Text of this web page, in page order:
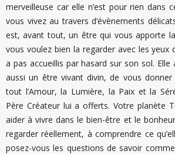
merveilleuse car elle n’est pour rien dans
vous vivez au travers d’évènements
est, avant tout, un être qui vous apporte
vous voulez bien la regarder avec les yeux
a pas accueillis par hasard sur son sol.
aussi un être vivant divin, de vous
tout l’Amour, la Lumière, la Paix et la
Père Créateur lui a offerts. Votre planète
aider à vivre dans le bien-être et le
regarder réellement, à comprendre ce
posez-vous les questions de savoir